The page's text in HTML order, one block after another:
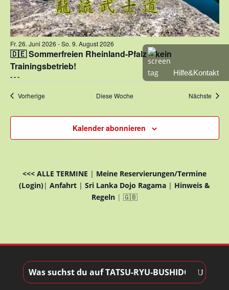
Fr. 26. Juni 2026 -So. 9. August 2026
🇩🇪 Sommerfreien Rheinland-Pfalz – kein
Trainingsbetrieb!
- - -
Vorherige Diese Woche Nächste
Kalender abonnieren
<<< ALLE TERMINE | Meine Reservierungen/Termine
(Login)| Anfahrt | Sri Lanka Dojo Ragama | Hinweis &
Regeln | 🇬🇧
Hilfe&Kontakt